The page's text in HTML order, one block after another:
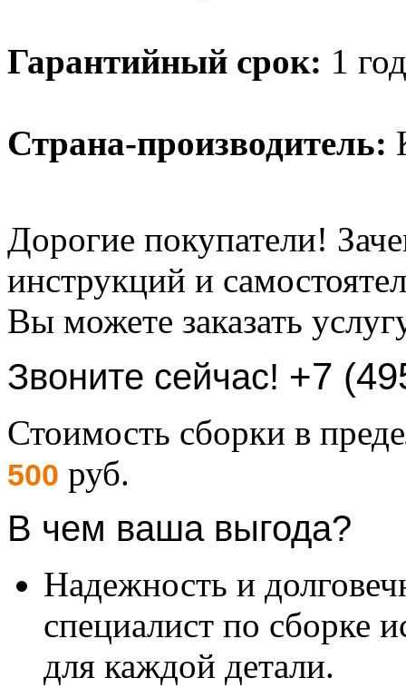
Гарантийный срок: 1
Страна-производитель:
Дорогие покупатели!
инструкций и
Вы можете заказать
Звоните сейчас! +7
Стоимость сборки в
500 руб.
В чем ваша выгода?
Надежность и
специалист по сборке
для каждой детали.